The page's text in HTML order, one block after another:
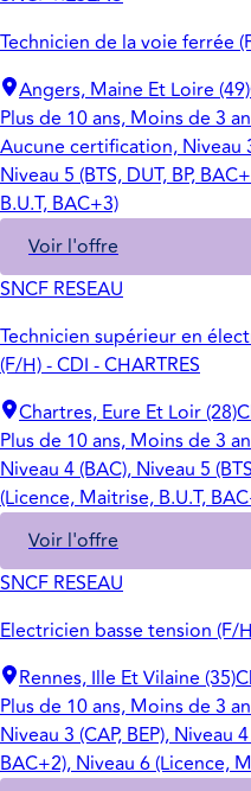
Technicien de la voie ferrée
Angers, Maine Et Loire (49)
Plus de 10 ans, Moins de 3
Aucune certification, Niveau
Niveau 5 (BTS, DUT, BP,
B.U.T, BAC+3)
Voir l'offre
SNCF RESEAU
Technicien supérieur en
(F/H) - CDI - CHARTRES
Chartres, Eure Et Loir (28)
Plus de 10 ans, Moins de 3
Niveau 4 (BAC), Niveau 5
(Licence, Maitrise, B.U.T,
Voir l'offre
SNCF RESEAU
Electricien basse tension (F/
Rennes, Ille Et Vilaine (35)
Plus de 10 ans, Moins de 3
Niveau 3 (CAP, BEP), Niveau
BAC+2), Niveau 6 (Licence,